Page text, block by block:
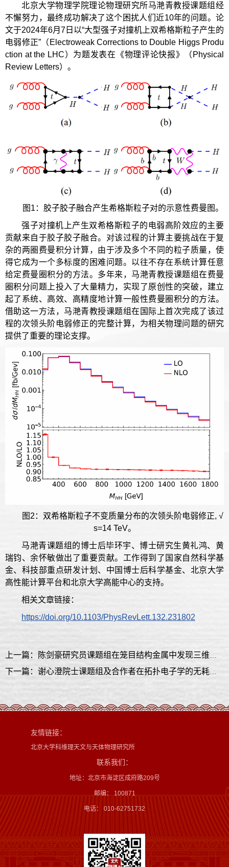
北京大学物理学院理论物理研究所马滟青教授课题组经
不懈努力，最终成功解决了这个困扰人们近10年的问题。论
文于2024年6月7日以“大型强子对撞机上双希格斯粒子产生的
电弱修正”（Electroweak Corrections to Double Higgs Produ
ction at the LHC）为题发表在《物理评论快报》（Physical
Review Letters）。
图1：胶子胶子融合产生希格斯粒子对的示意性费曼图。
强子对撞机上产生双希格斯粒子的电弱高阶效应的主要
贡献来自于胶子胶子融合。对该过程的计算主要挑战在于复
杂的两圈费曼积分计算，由于涉及多个不同的粒子质量，使
得它成为一个多标度的困难问题。以往不存在系统计算任意
给定费曼圈积分的方法。多年来，马滟青教授课题组在费曼
圈积分问题上投入了大量精力，实现了原创性的突破，建立
起了系统、高效、高精度地计算一般性费曼圈积分的方法。
借助这一方法，马滟青教授课题组在国际上首次完成了该过
程的次领头阶电弱修正的完整计算，为相关物理问题的研究
提供了重要的理论支撑。
图2：双希格斯粒子不变质量分布的次领头阶电弱修正, √
s=14 TeV。
马滟青课题组的博士后毕环宇、博士研究生黄礼鸿、黄
瑞钧、余怀敏做出了重要贡献。工作得到了国家自然科学基
金、科技部重点研发计划、中国博士后科学基金、北京大学
高性能计算平台和北京大学高能中心的支持。
相关文章链接：
https://doi.org/10.1103/PhysRevLett.132.231802
上一篇：陈剑豪研究员课题组在笼目结构金属中发现三维隐藏序相变
下一篇：谢心澄院士课题组及合作者在拓扑电子学的无耗散设计研究中取得新进展
友情链接：
北京大学科维理天文与天体物理研究所
联系我们：
地址：北京市海淀区成府路209号
邮编： 100871
电话： 010-62751732